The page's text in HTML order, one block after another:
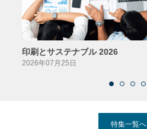
印刷とサステナブル 2026
2026年07月25日
特集一覧へ